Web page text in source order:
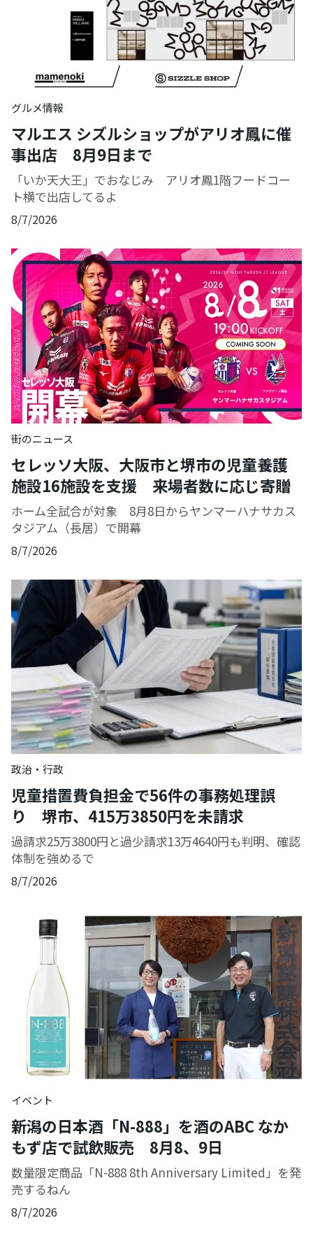
グルメ情報
マルエス シズルショップがアリオ鳳に催
事出店 8月9日まで
「いか天大王」でおなじみ アリオ鳳1階フードコー
ト横で出店してるよ
8/7/2026
街のニュース
セレッソ大阪、大阪市と堺市の児童養護
施設16施設を支援 来場者数に応じ寄贈
ホーム全試合が対象 8月8日からヤンマーハナサカス
タジアム（長居）で開幕
8/7/2026
政治・行政
児童措置費負担金で56件の事務処理誤
り 堺市、415万3850円を未請求
過請求25万3800円と過少請求13万4640円も判明、確認
体制を強めるで
8/7/2026
イベント
新潟の日本酒「N-888」を酒のABC なか
もず店で試飲販売 8月8、9日
数量限定商品「N-888 8th Anniversary Limited」を発
売するねん
8/7/2026